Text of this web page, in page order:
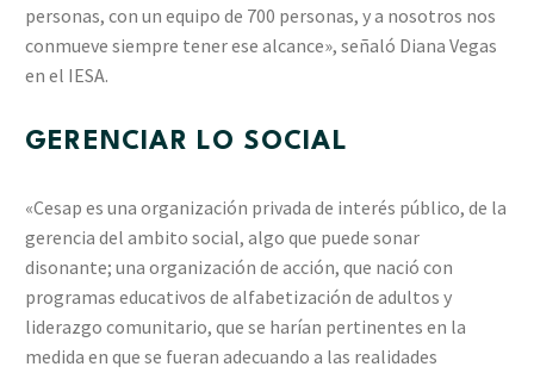
personas, con un equipo de 700 personas, y a nosotros nos
conmueve siempre tener ese alcance», señaló Diana Vegas
en el IESA.
GERENCIAR LO SOCIAL
«Cesap es una organización privada de interés público, de la
gerencia del ambito social, algo que puede sonar
disonante; una organización de acción, que nació con
programas educativos de alfabetización de adultos y
liderazgo comunitario, que se harían pertinentes en la
medida en que se fueran adecuando a las realidades